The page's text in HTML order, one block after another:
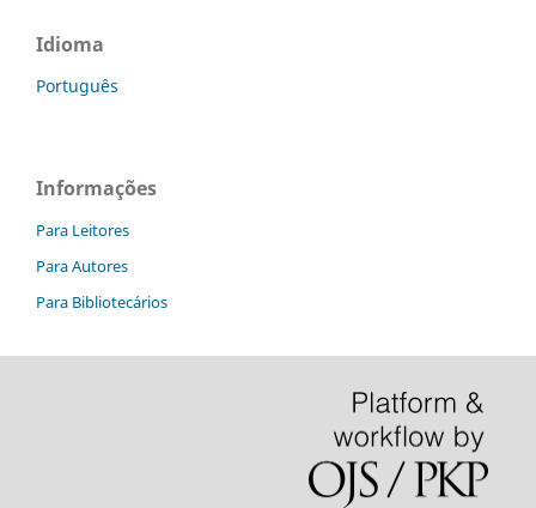
Idioma
Português
Informações
Para Leitores
Para Autores
Para Bibliotecários